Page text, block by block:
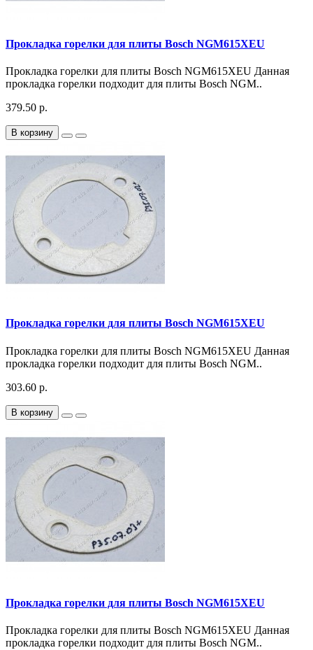
Прокладка горелки для плиты Bosch NGM615XEU
Прокладка горелки для плиты Bosch NGM615XEU Данная
прокладка горелки подходит для плиты Bosch NGM..
379.50 р.
В корзину
Прокладка горелки для плиты Bosch NGM615XEU
Прокладка горелки для плиты Bosch NGM615XEU Данная
прокладка горелки подходит для плиты Bosch NGM..
303.60 р.
В корзину
Прокладка горелки для плиты Bosch NGM615XEU
Прокладка горелки для плиты Bosch NGM615XEU Данная
прокладка горелки подходит для плиты Bosch NGM..